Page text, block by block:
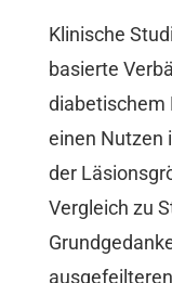
Klinische
basierte
diabetischem
einen Nutzen
der
Vergleich zu